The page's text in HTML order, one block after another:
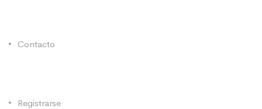
Contacto
Registrarse